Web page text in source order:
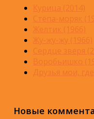
Курица (2014)
Стёпа-моряк
Желтик (1966)
Жу-жу-жу (1966)
Сердце зверя
Воробьишко
Друзья мои,
Новые